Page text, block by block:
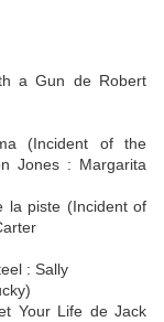
a Gun de Robert
(Incident of the
Jones : Margarita
la piste (Incident of
: Sally
Your Life de Jack